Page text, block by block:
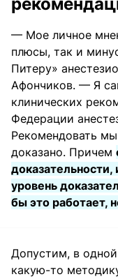
— Мое личное
плюсы, так и
Питеру»
Афончиков. — Я
клинических
Федерации
Рекомендовать
доказано. Причем
уровень
бы это работает,
Допустим, в
какую-то